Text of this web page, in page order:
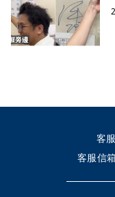
客
客服信